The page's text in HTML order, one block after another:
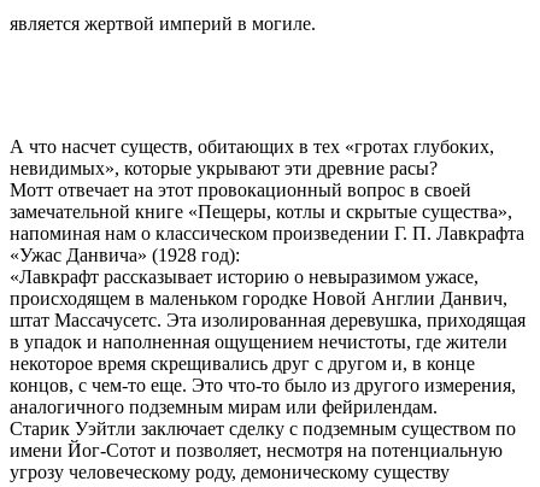
является жертвой империй в могиле.
А что насчет существ, обитающих в тех «гротах глубоких,
невидимых», которые укрывают эти древние расы?
Мотт отвечает на этот провокационный вопрос в своей
замечательной книге «Пещеры, котлы и скрытые существа»,
напоминая нам о классическом произведении Г. П. Лавкрафта
«Ужас Данвича» (1928 год):
«Лавкрафт рассказывает историю о невыразимом ужасе,
происходящем в маленьком городке Новой Англии Данвич,
штат Массачусетс. Эта изолированная деревушка, приходящая
в упадок и наполненная ощущением нечистоты, где жители
некоторое время скрещивались друг с другом и, в конце
концов, с чем-то еще. Это что-то было из другого измерения,
аналогичного подземным мирам или фейрилендам.
Старик Уэйтли заключает сделку с подземным существом по
имени Йог-Сотот и позволяет, несмотря на потенциальную
угрозу человеческому роду, демоническому существу